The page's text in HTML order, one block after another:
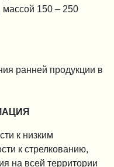
150 – 250
ранней продукции в
к низким
к стрелкованию,
на всей территории